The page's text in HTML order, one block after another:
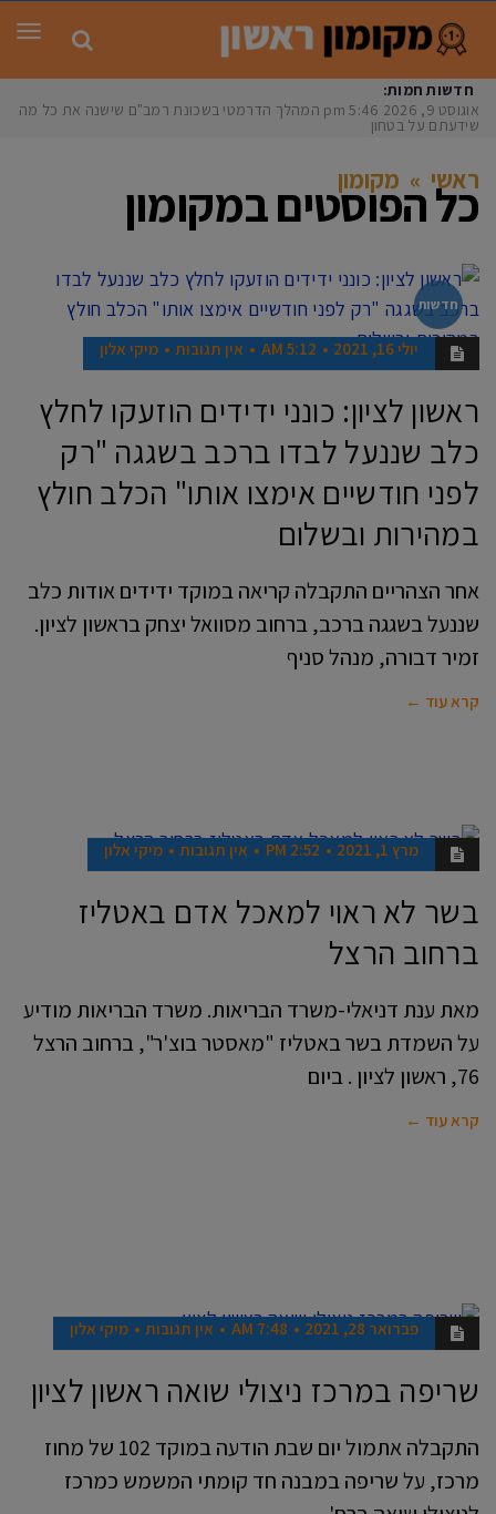
חדשות חמות:
אוגוסט 9, 2026
5:46 pm המהלך הדרמטי בשכונת רמב"ם שישנה את כל מה
שידעתם על בטחון
ראשי » מקומון
כל הפוסטים במקומון
חדשות
יולי 16, 2021 5:12 AM אין תגובות מיקי אלון
ראשון לציון: כונני ידידים הוזעקו לחלץ
כלב שננעל לבדו ברכב בשגגה "רק
לפני חודשיים אימצו אותו" הכלב חולץ
במהירות ובשלום
אחר הצהריים התקבלה קריאה במוקד ידידים אודות כלב
שננעל בשגגה ברכב, ברחוב מסוואל יצחק בראשון לציון.
זמיר דבורה, מנהל סניף
קרא עוד ←
חדשות
מרץ 1, 2021 2:52 PM אין תגובות מיקי אלון
בשר לא ראוי למאכל אדם באטליז
ברחוב הרצל
מאת ענת דניאלי-משרד הבריאות. משרד הבריאות מודיע
על השמדת בשר באטליז "מאסטר בוצ'ר", ברחוב הרצל
76, ראשון לציון . ביום
קרא עוד ←
חדשות
פברואר 28, 2021 7:48 AM אין תגובות מיקי אלון
שריפה במרכז ניצולי שואה ראשון לציון
התקבלה אתמול יום שבת הודעה במוקד 102 של מחוז
מרכז, על שריפה במבנה חד קומתי המשמש כמרכז